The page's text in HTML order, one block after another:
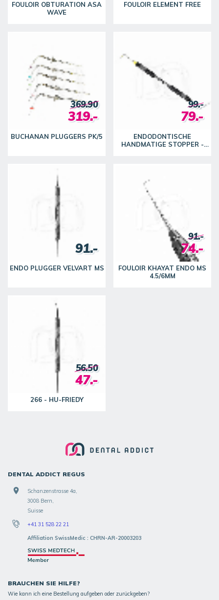
FOULOIR OBTURATION ASA
WAVE
FOULOIR ELEMENT FREE
BUCHANAN PLUGGERS PK/5
369.90
319.-
ENDODONTISCHE
HANDMATIGE STOPPER -
99.-
79.-
ENDO PLUGGER VELVART MS
91.-
FOULOIR KHAYAT ENDO MS
4.5/6MM
91.-
74.-
266 - HU-FRIEDY
56.50
47.-
DENTAL ADDICT REGUS
Schanzenstrasse 4a,
3008 Bern,
Suisse
+41 31 528 22 21
Affiliation SwissMedic : CHRN-AR-20003203
BRAUCHEN SIE HILFE?
Wie kann ich eine Bestellung aufgeben oder zurückgeben?